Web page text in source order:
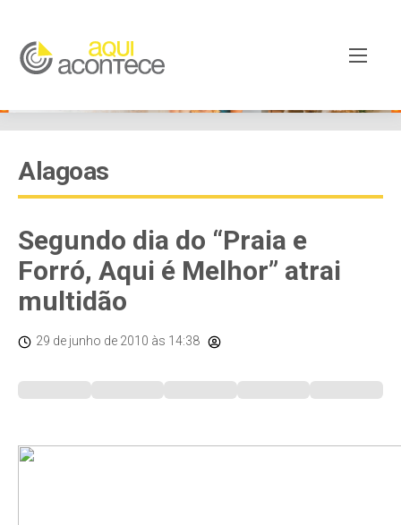
Alagoas
Segundo dia do “Praia e
Forró, Aqui é Melhor” atrai
multidão
29 de junho de 2010 às 14:38